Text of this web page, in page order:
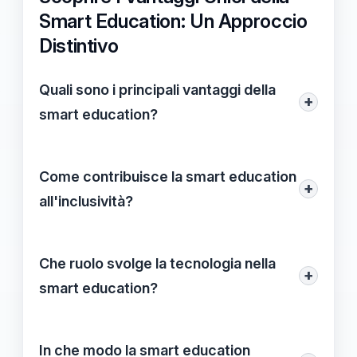
Smart Education: Un Approccio
Distintivo
Quali sono i principali vantaggi della
smart education?
+
includono l'accessibilità universale, alti
livelli di engagement grazie all'uso della
Come contribuisce la smart education
all'inclusività?
+
educativo che si adatta alle diverse
esigenze degli studenti, assicurando che
Che ruolo svolge la tecnologia nella
smart education?
+
education, poiché essa integra strumenti
In che modo la smart education